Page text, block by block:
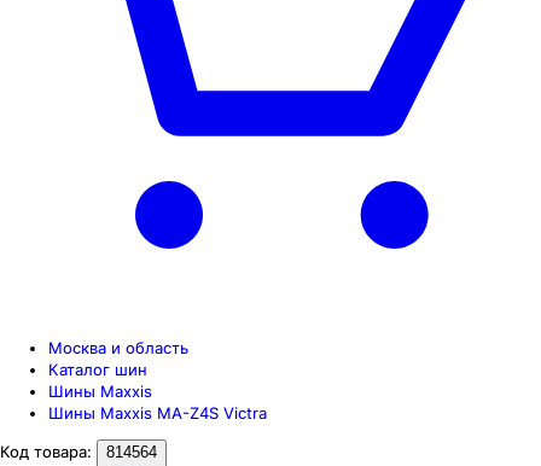
Москва и область
Каталог шин
Шины Maxxis
Шины Maxxis MA-Z4S Victra
Код товара:
814564